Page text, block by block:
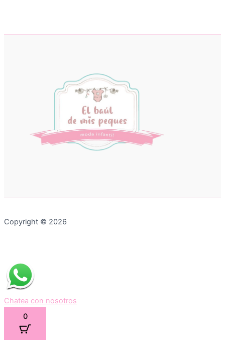
Copyright © 2026
Chatea con nosotros
0